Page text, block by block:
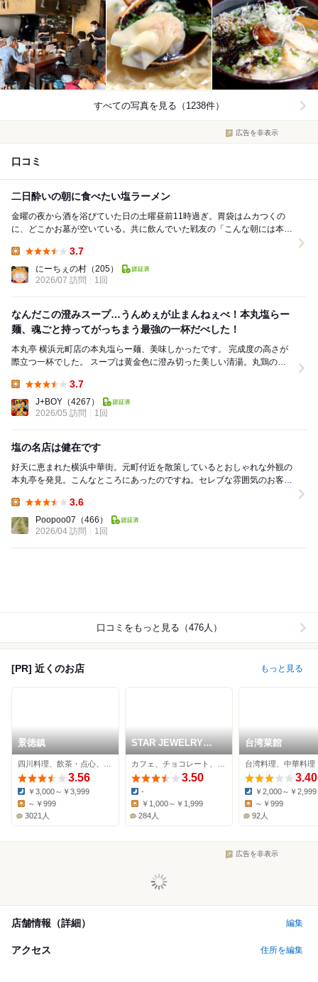
すべての写真を見る（1238件）
広告を非表示
口コミ
二日酔いの朝に食べたい塩ラーメン
金曜の夜から酒を浴びていた日の土曜昼前11時過ぎ。胃袋はムカつくの
に、どこかお墓が空いている。共に飲んでいた戦友の「こんな朝には本丸
3.7
にーちぇの村 （205）
2026/07 訪問
1回
なんだこの澄みスープ…うんめぇが止まんねぇべ！本丸塩らー
麺、魂ごと持ってがっちまう最強の一杯だべした！
本丸亭 横浜元町店の本丸塩らー麺、美味しかったです。 完成度の高さが
際立つ一杯でした。 スープは黄金色に澄み切った美しい清湯。丸鶏のふ
3.7
J+BOY （4267）
2026/05 訪問
1回
塩の名店は健在です
好天に恵まれた横浜中華街。元町付近を散策しているとおしゃれな外観の
本丸亭を発見。こんなところにあったのですね。セレブな雰囲気のお客様
3.6
Poopoo07 （466）
2026/04 訪問
1回
口コミをもっと見る（476人）
[PR] 近くのお店 もっと見る
景徳鎮
3.56
Dinner:
￥3,000～￥3,999
～￥999
3021人
STAR JEWELRY
CAFE & Chocolatier
3.50
Dinner:
-
￥1,000～￥1,999
284人
台湾菜館
台湾料理、中華料理
3.40
Dinner:
￥2,000～￥2,999
Lunch:
～￥999
92人
広告を非表示
店舗情報（詳細） 編集
アクセス 住所を編集